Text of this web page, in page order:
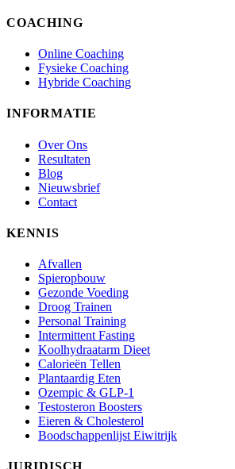
COACHING
Online Coaching
Fysieke Coaching
Hybride Coaching
INFORMATIE
Over Ons
Resultaten
Blog
Nieuwsbrief
Contact
KENNIS
Afvallen
Spieropbouw
Gezonde Voeding
Droog Trainen
Personal Training
Intermittent Fasting
Koolhydraatarm Dieet
Calorieën Tellen
Plantaardig Eten
Ozempic & GLP-1
Testosteron Boosters
Eieren & Cholesterol
Boodschappenlijst Eiwitrijk